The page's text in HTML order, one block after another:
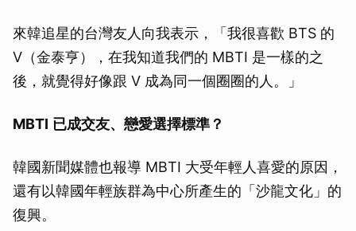
來韓追星的台灣友人向我表示，「我很喜歡 BTS 的
V（金泰亨），在我知道我們的 MBTI 是一樣的之
後，就覺得好像跟 V 成為同一個圈圈的人。」
MBTI 已成交友、戀愛選擇標準？
韓國新聞媒體也報導 MBTI 大受年輕人喜愛的原因，
還有以韓國年輕族群為中心所產生的「沙龍文化」的
復興。